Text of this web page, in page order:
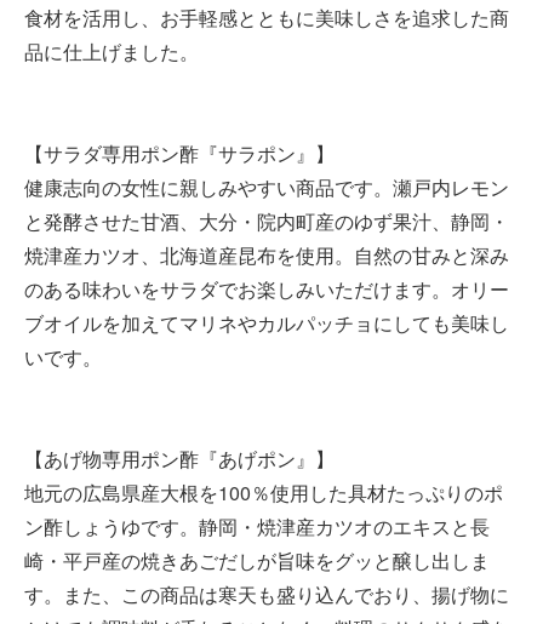
食材を活用し、お手軽感とともに美味しさを追求した商
品に仕上げました。
【サラダ専用ポン酢『サラポン』】
健康志向の女性に親しみやすい商品です。瀬戸内レモン
と発酵させた甘酒、大分・院内町産のゆず果汁、静岡・
焼津産カツオ、北海道産昆布を使用。自然の甘みと深み
のある味わいをサラダでお楽しみいただけます。オリー
ブオイルを加えてマリネやカルパッチョにしても美味し
いです。
【あげ物専用ポン酢『あげポン』】
地元の広島県産大根を100％使用した具材たっぷりのポ
ン酢しょうゆです。静岡・焼津産カツオのエキスと長
崎・平戸産の焼きあごだしが旨味をグッと醸し出しま
す。また、この商品は寒天も盛り込んでおり、揚げ物に